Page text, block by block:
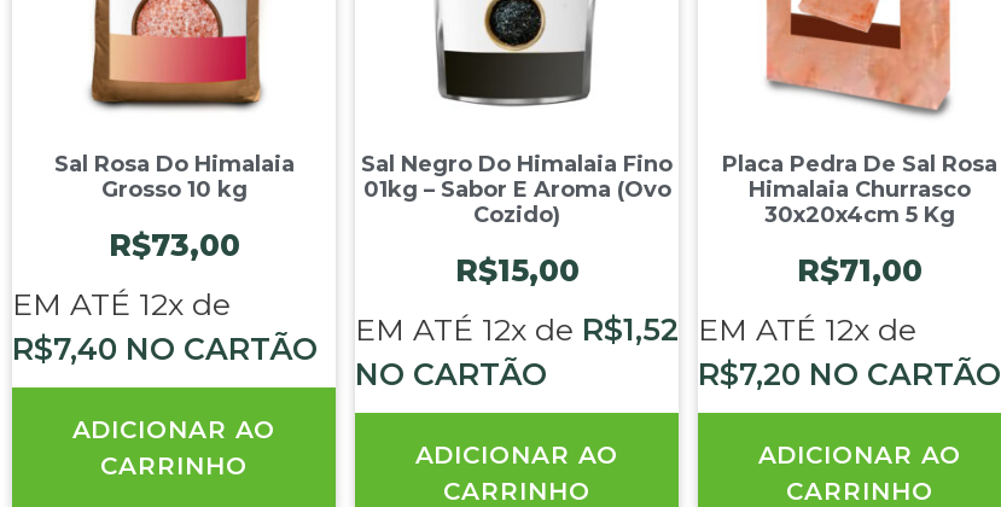
Sal Rosa Do Himalaia
Grosso 10 kg
R$73,00
EM ATÉ 12x de
R$7,40 NO CARTÃO
ADICIONAR AO
CARRINHO
Sal Negro Do Himalaia Fino
01kg – Sabor E Aroma (Ovo
Cozido)
R$15,00
EM ATÉ 12x de R$1,52
NO CARTÃO
ADICIONAR AO
CARRINHO
Placa Pedra De Sal Rosa
Himalaia Churrasco
30x20x4cm 5 Kg
R$71,00
EM ATÉ 12x de
R$7,20 NO CARTÃO
ADICIONAR AO
CARRINHO